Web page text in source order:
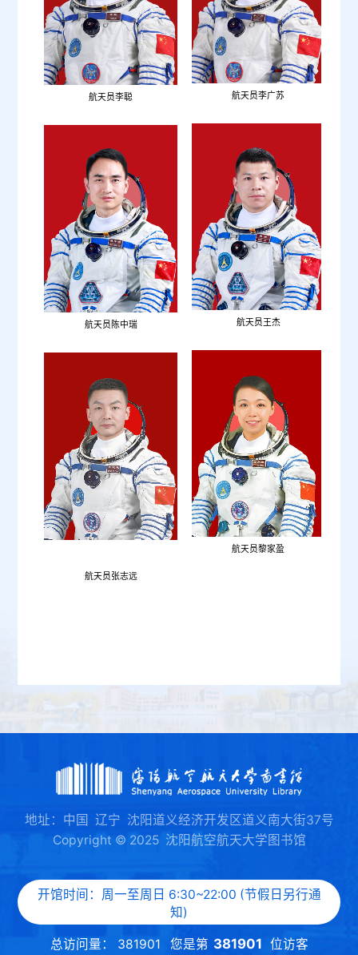
航天员李聪
航天员陈中瑞
航天员张志远
航天员李广苏
航天员王杰
航天员黎家盈
地址：中国 辽宁 沈阳道义经济开发区道义南大街37号
Copyright © 2025 沈阳航空航天大学图书馆
开馆时间：周一至周日 6:30~22:00 (节假日另行通
知)
总访问量： 381901 您是第 381901 位访客